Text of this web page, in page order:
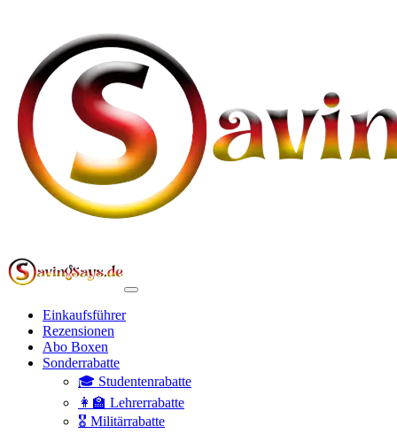
Einkaufsführer
Rezensionen
Abo Boxen
Sonderrabatte
🎓 Studentenrabatte
👩‍🏫 Lehrerrabatte
🎖️ Militärrabatte